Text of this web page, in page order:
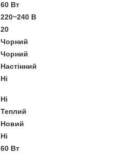
60 Вт
220~240 В
20
Чорний
Чорний
Настінний
Ні
Ні
Теплий
Новий
Ні
60 Вт